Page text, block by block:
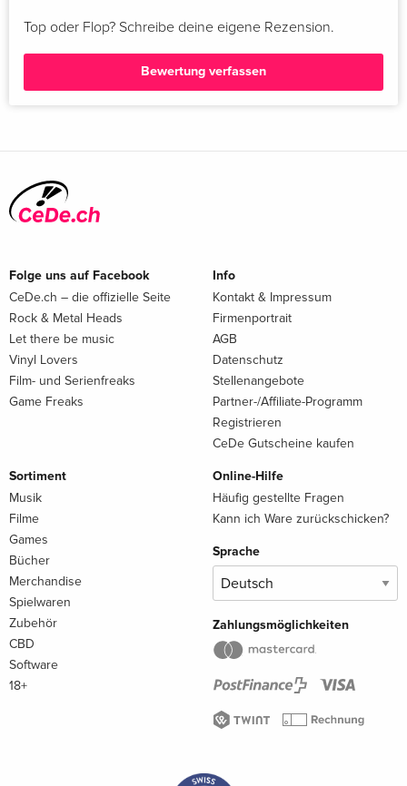
Top oder Flop? Schreibe deine eigene Rezension.
Bewertung verfassen
Folge uns auf Facebook
CeDe.ch – die offizielle Seite
Rock & Metal Heads
Let there be music
Vinyl Lovers
Film- und Serienfreaks
Game Freaks
Info
Kontakt & Impressum
Firmenportrait
AGB
Datenschutz
Stellenangebote
Partner-/Affiliate-Programm
Registrieren
CeDe Gutscheine kaufen
Sortiment
Musik
Filme
Games
Bücher
Merchandise
Spielwaren
Zubehör
CBD
Software
18+
Online-Hilfe
Häufig gestellte Fragen
Kann ich Ware zurückschicken?
Sprache
Zahlungsmöglichkeiten